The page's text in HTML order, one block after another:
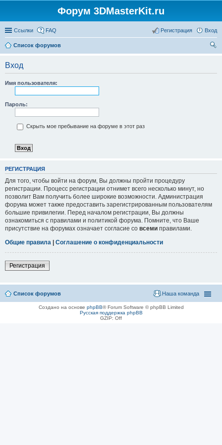
Форум 3DMasterKit.ru
Ссылки FAQ Вход
Регистрация
Список форумов
Вход
Имя пользователя:
Пароль:
Скрыть мое пребывание на форуме в этот раз
РЕГИСТРАЦИЯ
Для того, чтобы войти на форум, Вы должны пройти процедуру
регистрации. Процесс регистрации отнимет всего несколько минут, но
позволит Вам получить более широкие возможности. Администрация
форума может также предоставить зарегистрированным пользователям
большие привилегии. Перед началом регистрации, Вы должны
ознакомиться с правилами и политикой форума. Помните, что Ваше
присутствие на форумах означает согласие со всеми правилами.
Общие правила | Соглашение о конфиденциальности
Регистрация
Список форумов Наша команда
Создано на основе phpBB® Forum Software © phpBB Limited
Русская поддержка phpBB
GZIP: Off